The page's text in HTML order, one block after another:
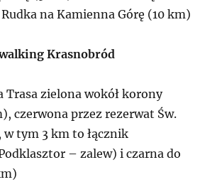
na Kamienna Górę (10 km)
Krasnobród
Trasa zielona wokół korony
czerwona przez rezerwat Św.
w tym 3 km to łącznik
– zalew) i czarna do